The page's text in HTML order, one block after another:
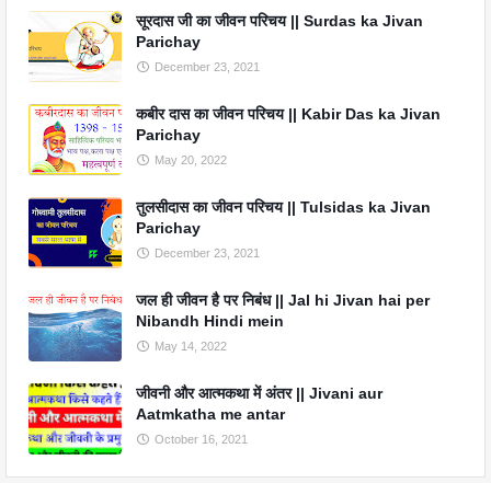
सूरदास जी का जीवन परिचय || Surdas ka Jivan
Parichay
December 23, 2021
कबीर दास का जीवन परिचय || Kabir Das ka Jivan
Parichay
May 20, 2022
तुलसीदास का जीवन परिचय || Tulsidas ka Jivan
Parichay
December 23, 2021
जल ही जीवन है पर निबंध || Jal hi Jivan hai per
Nibandh Hindi mein
May 14, 2022
जीवनी और आत्मकथा में अंतर || Jivani aur
Aatmkatha me antar
October 16, 2021